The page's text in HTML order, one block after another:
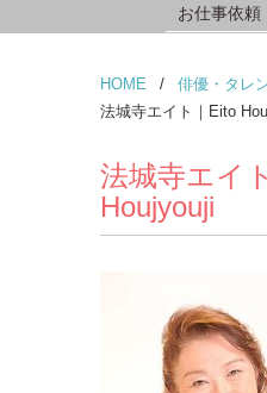
お仕事依頼
HOME / 俳優・タレ
法城寺エイト｜Eito
法城寺エイ
Houjyouji